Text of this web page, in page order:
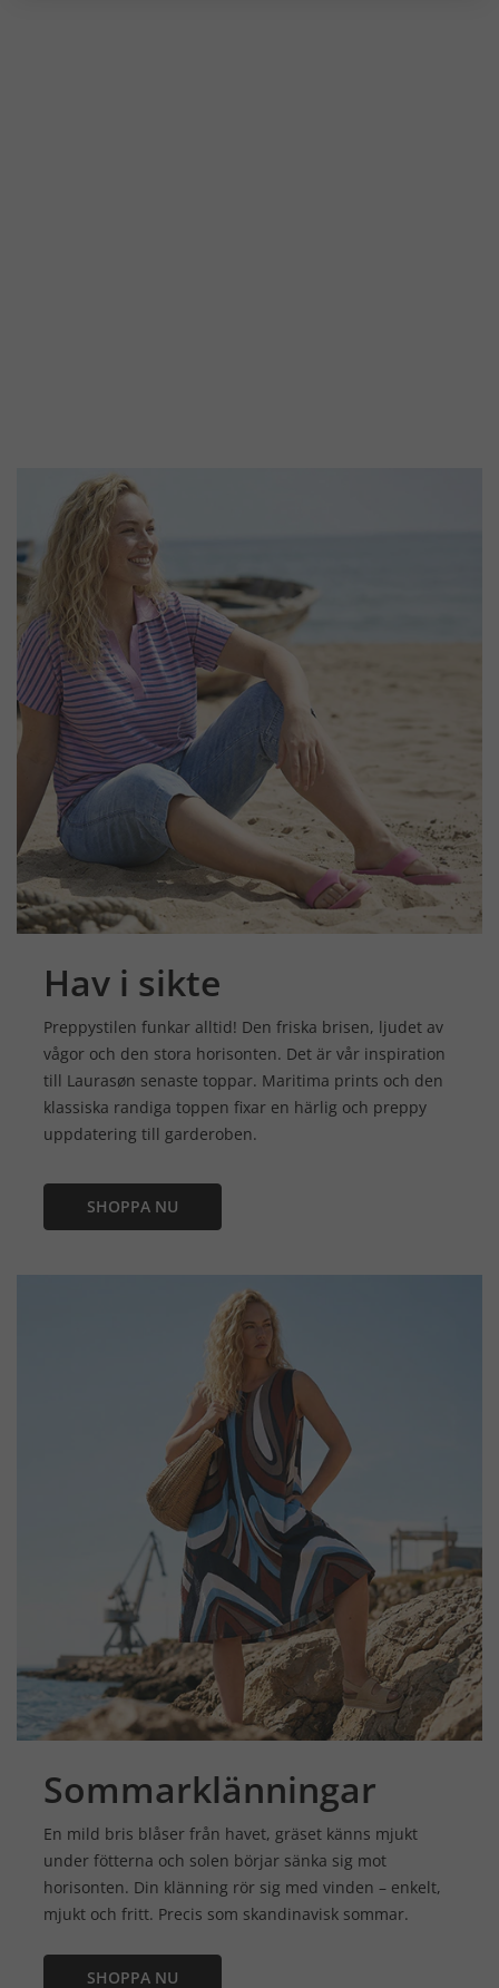
Hav i sikte
Preppystilen funkar alltid! Den friska brisen, ljudet av
vågor och den stora horisonten. Det är vår inspiration
till Laurasøn senaste toppar. Maritima prints och den
klassiska randiga toppen fixar en härlig och preppy
uppdatering till garderoben.
SHOPPA NU
Sommarklänningar
En mild bris blåser från havet, gräset känns mjukt
under fötterna och solen börjar sänka sig mot
horisonten. Din klänning rör sig med vinden – enkelt,
mjukt och fritt. Precis som skandinavisk sommar.
SHOPPA NU